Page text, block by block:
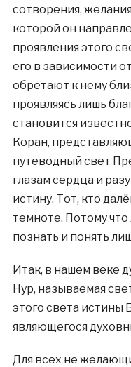
сотворения,
которой он
проявления этого
его в зависимости
обретают к нему
проявляясь лишь
становится
Коран,
путеводный свет
глазам сердца и
истину. Тот, кто
темноте. Потому
познать и понять
Итак, в нашем веке
Нур, называемая
этого света истины
являющегося
Для всех не